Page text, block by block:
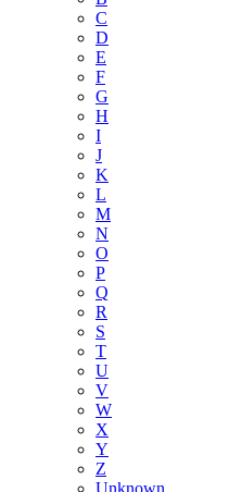
C
D
E
F
G
H
I
J
K
L
M
N
O
P
Q
R
S
T
U
V
W
X
Y
Z